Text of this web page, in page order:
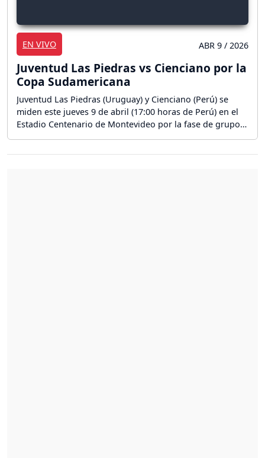
EN VIVO ABR 9 / 2026
Juventud Las Piedras vs Cienciano por la
Copa Sudamericana
Juventud Las Piedras (Uruguay) y Cienciano (Perú) se
miden este jueves 9 de abril (17:00 horas de Perú) en el
Estadio Centenario de Montevideo por la fase de grupos